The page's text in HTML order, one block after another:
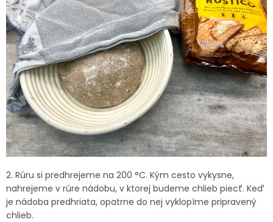
2. Rúru si predhrejeme na 200 °C. Kým cesto vykysne,
nahrejeme v rúre nádobu, v ktorej budeme chlieb piecť. Keď
je nádoba predhriata, opatrne do nej vyklopíme pripravený
chlieb.